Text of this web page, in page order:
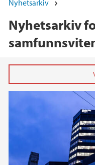
Nyhetsarkiv
Nyhetsarkiv